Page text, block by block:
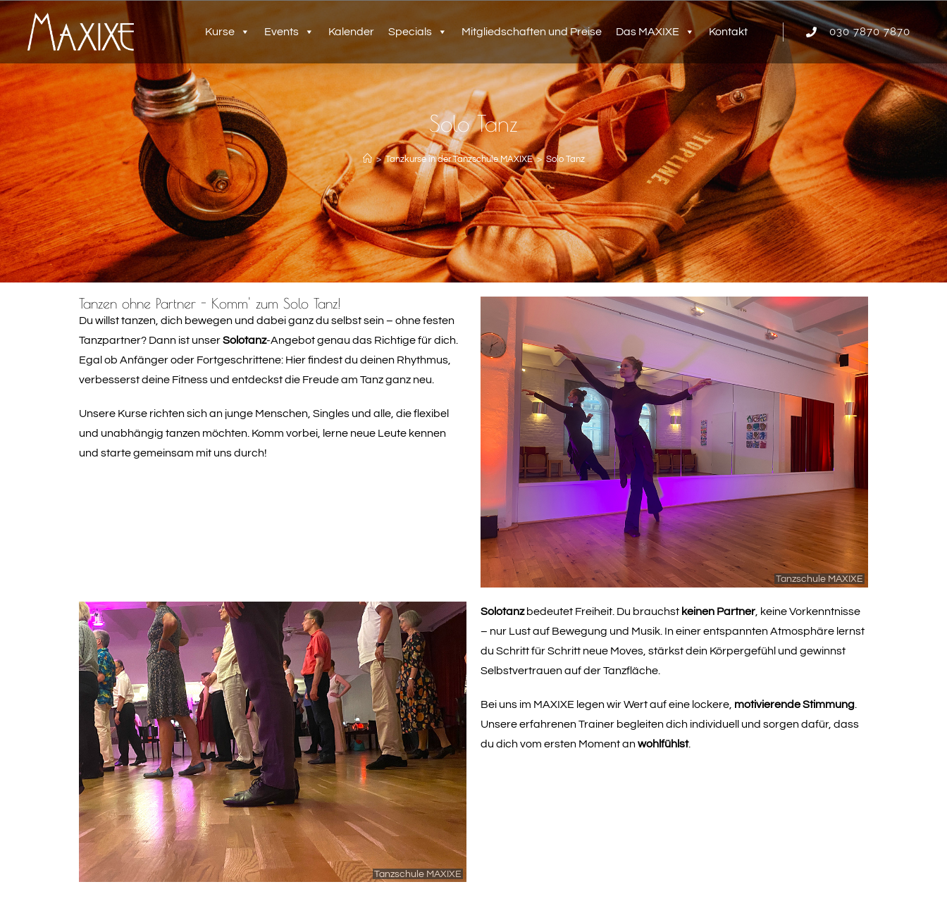
Kurse Events Kalender Specials Mitgliedschaften und Preise Das MAXIXE Kontakt 030 7870 7870
Solo Tanz
> Tanzkurse in der Tanzschule MAXIXE > Solo Tanz
Tanzen ohne Partner - Komm' zum Solo Tanz!
Du willst tanzen, dich bewegen und dabei ganz du selbst sein – ohne festen
Tanzpartner? Dann ist unserSolotanz-Angebot genau das Richtige für dich.
Egal ob Anfänger oder Fortgeschrittene: Hier findest du deinen Rhythmus,
verbesserst deine Fitness und entdeckst die Freude am Tanz ganz neu.
Unsere Kurse richten sich an junge Menschen, Singles und alle, die flexibel
und unabhängig tanzen möchten. Komm vorbei, lerne neue Leute kennen
und starte gemeinsam mit uns durch!
Tanzschule MAXIXE
Tanzschule MAXIXE
Solotanzbedeutet Freiheit. Du brauchst keinen Partner , keine Vorkenntnisse
– nur Lust auf Bewegung und Musik. In einer entspannten Atmosphäre lernst
du Schritt für Schritt neue Moves, stärkst dein Körpergefühl und gewinnst
Selbstvertrauen auf der Tanzfläche.
Bei uns im MAXIXE legen wir Wert auf eine lockere, motivierende Stimmung
Unsere erfahrenen Trainer begleiten dich individuell und sorgen dafür, dass
du dich vom ersten Moment anwohlfühlst.